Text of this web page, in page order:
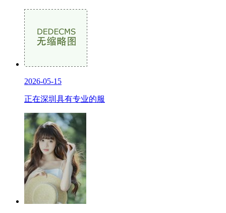
2026-05-15
正在深圳具有专业的服